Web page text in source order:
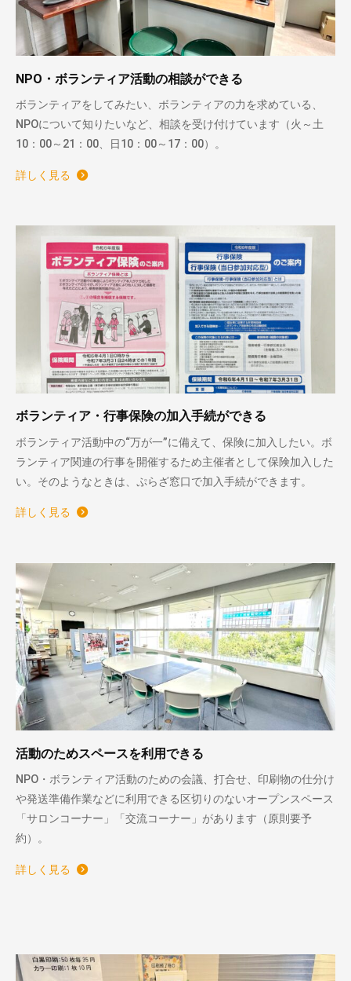
NPO・ボランティア活動の相談ができる
ボランティアをしてみたい、ボランティアの力を求めている、
NPOについて知りたいなど、相談を受け付けています（火～土
10：00～21：00、日10：00～17：00）。
詳しく見る
ボランティア・行事保険の加入手続ができる
ボランティア活動中の“万が一”に備えて、保険に加入したい。ボ
ランティア関連の行事を開催するため主催者として保険加入した
い。そのようなときは、ぷらざ窓口で加入手続ができます。
詳しく見る
活動のためスペースを利用できる
NPO・ボランティア活動のための会議、打合せ、印刷物の仕分け
や発送準備作業などに利用できる区切りのないオープンスペース
「サロンコーナー」「交流コーナー」があります（原則要予
約）。
詳しく見る